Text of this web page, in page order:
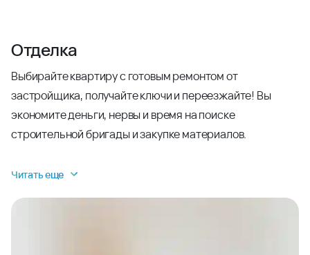
Отделка
Выбирайте квартиру с готовым ремонтом от
застройщика, получайте ключи и переезжайте! Вы
экономите деньги, нервы и время на поиске
строительной бригады и закупке материалов.
Читать еще